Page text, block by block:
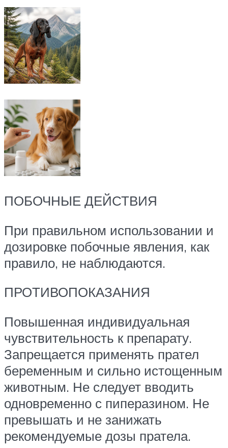
ПОБОЧНЫЕ ДЕЙСТВИЯ
При правильном использовании и
дозировке побочные явления, как
правило, не наблюдаются.
ПРОТИВОПОКАЗАНИЯ
Повышенная индивидуальная
чувствительность к препарату.
Запрещается применять прател
беременным и сильно истощенным
животным. Не следует вводить
одновременно с пиперазином. Не
превышать и не занижать
рекомендуемые дозы пратела.